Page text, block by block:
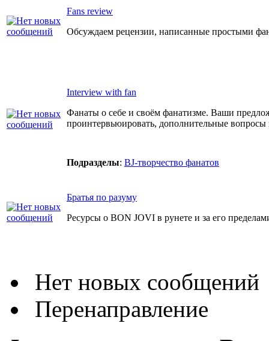
Fans review
Обсуждаем рецензии, написанные простыми
Interview with fan
Фанаты о себе и своём фанатизме. Ваши
проинтервьюировать, дополнительные
Подразделы: BJ-творчество фанатов
Братья по разуму
Ресурсы о BON JOVI в рунете и за его
Нет новых сообщений
Перенаправление